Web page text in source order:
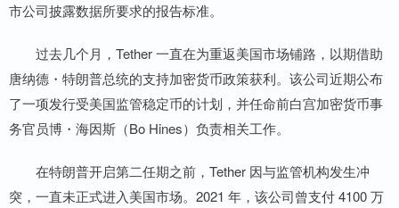
市公司披露数据所要求的报告标准。
过去几个月，Tether 一直在为重返美国市场铺路，以期借助
唐纳德・特朗普总统的支持加密货币政策获利。该公司近期公布
了一项发行受美国监管稳定币的计划，并任命前白宫加密货币事
务官员博・海因斯（Bo Hines）负责相关工作。
在特朗普开启第二任期之前，Tether 因与监管机构发生冲
突，一直未正式进入美国市场。2021 年，该公司曾支付 4100 万